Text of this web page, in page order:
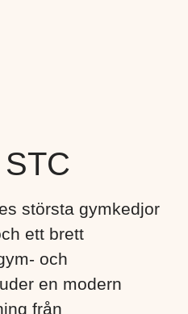
största gymkedjor
ett brett
och
en modern
från